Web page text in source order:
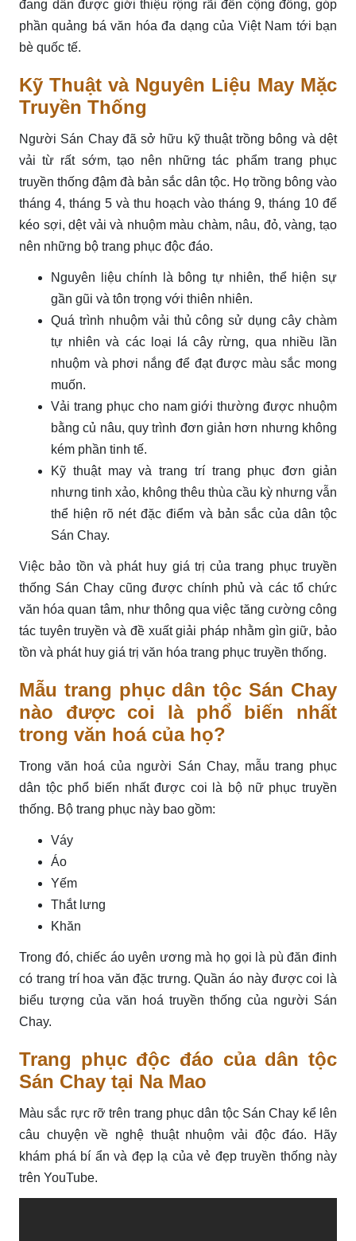
đang dần được giới thiệu rộng rãi đến cộng đồng, góp
phần quảng bá văn hóa đa dạng của Việt Nam tới bạn
bè quốc tế.
Kỹ Thuật và Nguyên Liệu May Mặc
Truyền Thống
Người Sán Chay đã sở hữu kỹ thuật trồng bông và dệt
vải từ rất sớm, tạo nên những tác phẩm trang phục
truyền thống đậm đà bản sắc dân tộc. Họ trồng bông vào
tháng 4, tháng 5 và thu hoạch vào tháng 9, tháng 10 để
kéo sợi, dệt vải và nhuộm màu chàm, nâu, đỏ, vàng, tạo
nên những bộ trang phục độc đáo.
Nguyên liệu chính là bông tự nhiên, thể hiện sự
gần gũi và tôn trọng với thiên nhiên.
Quá trình nhuộm vải thủ công sử dụng cây chàm
tự nhiên và các loại lá cây rừng, qua nhiều lần
nhuộm và phơi nắng để đạt được màu sắc mong
muốn.
Vải trang phục cho nam giới thường được nhuộm
bằng củ nâu, quy trình đơn giản hơn nhưng không
kém phần tinh tế.
Kỹ thuật may và trang trí trang phục đơn giản
nhưng tinh xảo, không thêu thùa cầu kỳ nhưng vẫn
thể hiện rõ nét đặc điểm và bản sắc của dân tộc
Sán Chay.
Việc bảo tồn và phát huy giá trị của trang phục truyền
thống Sán Chay cũng được chính phủ và các tổ chức
văn hóa quan tâm, như thông qua việc tăng cường công
tác tuyên truyền và đề xuất giải pháp nhằm gìn giữ, bảo
tồn và phát huy giá trị văn hóa trang phục truyền thống.
Mẫu trang phục dân tộc Sán Chay
nào được coi là phổ biến nhất
trong văn hoá của họ?
Trong văn hoá của người Sán Chay, mẫu trang phục
dân tộc phổ biến nhất được coi là bộ nữ phục truyền
thống. Bộ trang phục này bao gồm:
Váy
Áo
Yếm
Thắt lưng
Khăn
Trong đó, chiếc áo uyên ương mà họ gọi là pù đăn đinh
có trang trí hoa văn đặc trưng. Quần áo này được coi là
biểu tượng của văn hoá truyền thống của người Sán
Chay.
Trang phục độc đáo của dân tộc
Sán Chay tại Na Mao
Màu sắc rực rỡ trên trang phục dân tộc Sán Chay kể lên
câu chuyện về nghệ thuật nhuộm vải độc đáo. Hãy
khám phá bí ẩn và đẹp lạ của vẻ đẹp truyền thống này
trên YouTube.